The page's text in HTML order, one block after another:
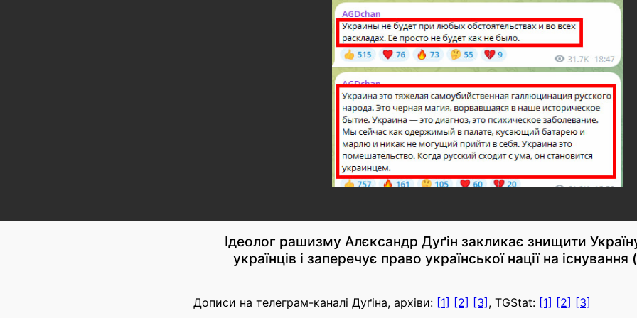
Ідеолог рашизму Алєксандр Дуґін закликає знищити
українців і заперечує право української нації на
Дописи на телеграм-каналі Дуґіна, архіви: [1] [2] [3] , TGStat: [1] [2] [3]